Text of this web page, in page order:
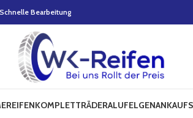
Bearbeitung
REIFENKOMPLETTRÄDERALUFELGEN